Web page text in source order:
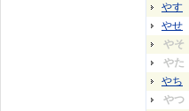
やす
やせ
やそ
やた
やち
やつ